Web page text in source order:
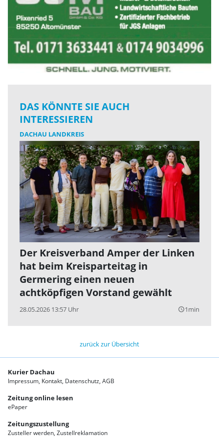
DAS KÖNNTE SIE AUCH
INTERESSIEREN
DACHAU LANDKREIS
Der Kreisverband Amper der Linken
hat beim Kreisparteitag in
Germering einen neuen
achtköpfigen Vorstand gewählt
28.05.2026 13:57 Uhr query_builder1min
zurück zur Übersicht
Kurier Dachau
Impressum Kontakt Datenschutz AGB
Zeitung online lesen
ePaper
Zeitungszustellung
Zusteller werden Zustellreklamation